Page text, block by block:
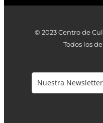
© 2023 Centro de
Todos los